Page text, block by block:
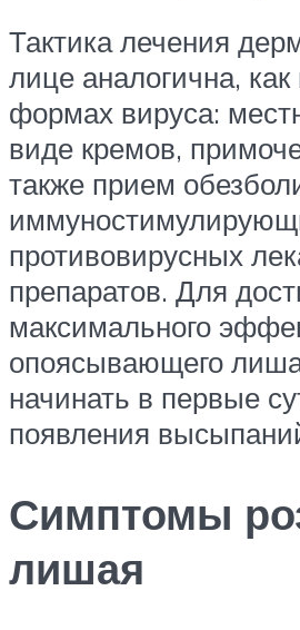
Тактика лечения
лице аналогична,
формах вируса:
виде кремов,
также прием
противовирусных
препаратов. Для
максимального
опоясывающего
начинать в первые
появления
Симптомы
лишая